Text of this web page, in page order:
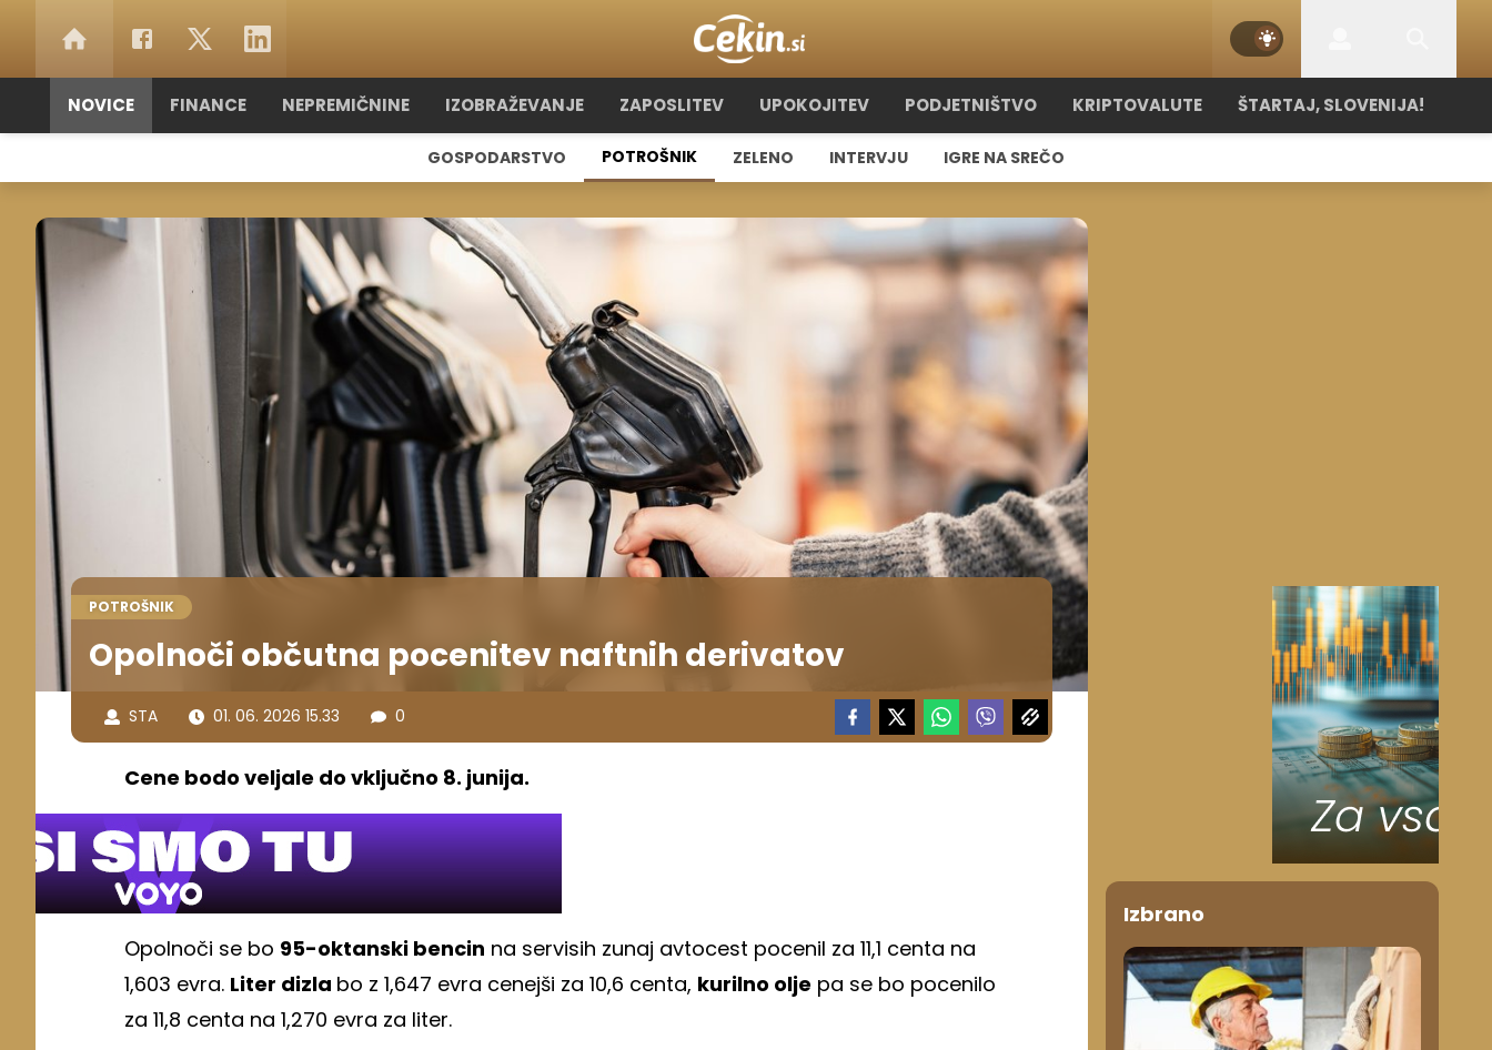
NOVICE FINANCE NEPREMIČNINE IZOBRAŽEVANJE ZAPOSLITEV UPOKOJITEV PODJETNIŠTVO KRIPTOVALUTE ŠTARTAJ, SLOVENIJA!
GOSPODARSTVO POTROŠNIK ZELENO INTERVJU IGRE NA SREČO
POTROŠNIK
Opolnoči občutna pocenitev naftnih derivatov
STA 01. 06. 2026 15.33 0
Cene bodo veljale do vključno 8. junija.
Opolnoči se bo 95-oktanski bencin na servisih zunaj avtocest pocenil za 11,1 centa na
1,603 evra. Liter dizla bo z 1,647 evra cenejši za 10,6 centa, kurilno olje pa se bo pocenilo
za 11,8 centa na 1,270 evra za liter.
Izbrano